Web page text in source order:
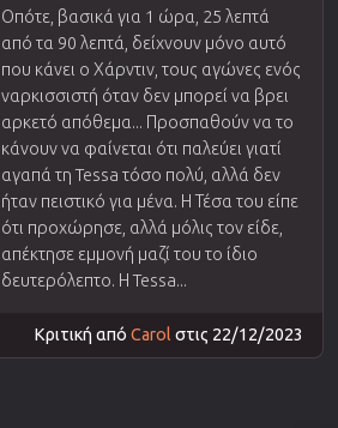
Οπότε, βασικά για 1 ώρα, 25 λεπτά
από τα 90 λεπτά, δείχνουν μόνο αυτό
που κάνει ο Χάρντιν, τους αγώνες ενός
ναρκισσιστή όταν δεν μπορεί να βρει
αρκετό απόθεμα... Προσπαθούν να το
κάνουν να φαίνεται ότι παλεύει γιατί
αγαπά τη Tessa τόσο πολύ, αλλά δεν
ήταν πειστικό για μένα. Η Τέσα του είπε
ότι προχώρησε, αλλά μόλις τον είδε,
απέκτησε εμμονή μαζί του το ίδιο
δευτερόλεπτο. Η Tessa...
Κριτική από Carol στις 22/12/2023